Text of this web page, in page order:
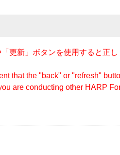
更新」ボタンを使用すると正
that the "back" or "refresh"
are conducting other HARP